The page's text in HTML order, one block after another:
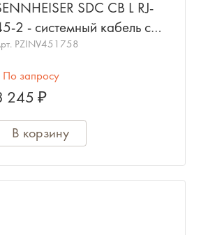
SDC CB L RJ-
2 - системный кабель с
экранированными
PZINV451758
По запросу
245 ₽
В корзину